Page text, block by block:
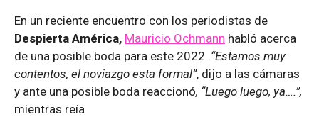
En un reciente encuentro con los periodistas de
Despierta América, Mauricio Ochmann habló acerca
de una posible boda para este 2022. “Estamos muy
contentos, el noviazgo esta formal”, dijo a las cámaras
y ante una posible boda reaccionó, “Luego luego, ya….”,
mientras reía